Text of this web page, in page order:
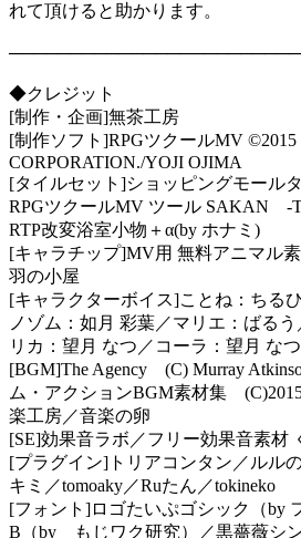
れて頂けると助かります。
◆クレジット
[制作・企画]無茶工房
[制作ソフト]RPGツクールMV
CORPORATION./YOJI OJIMA
[タイルセット]ショッピングモール
RPGツクールMV ツール SAKAN -
RTP改変浴室小物＋α(by ホナミ)
[キャラチップ]MV用 無料アニマル
羽の小屋
[キャラクターボイス]ことね：ちる
ノゾム：如月 彩葉／マリエ：ばる
リカ：望月 なつ／コーラ：望月 なつ
[BGM]The Agency (C) Murray
ム・アクションBGM素材集
楽工房／音楽の卵
[SE]効果音ラボ／フリー効果音素材
[プラグイン]トリアコンタン／ルル
キミ／tomoaky／Ruたん／tokineko
[フォント]ロゴたいぷゴシック（by
B（by もじワク研究）／黒薔薇シ